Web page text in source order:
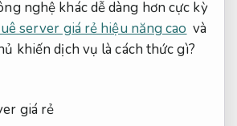
nghệ khác dễ dàng hơn cực kỳ
server giá rẻ hiệu năng cao và
khiến dịch vụ là cách thức gì?